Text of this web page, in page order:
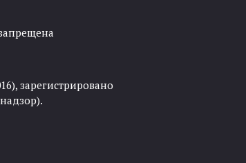
зарегистрировано